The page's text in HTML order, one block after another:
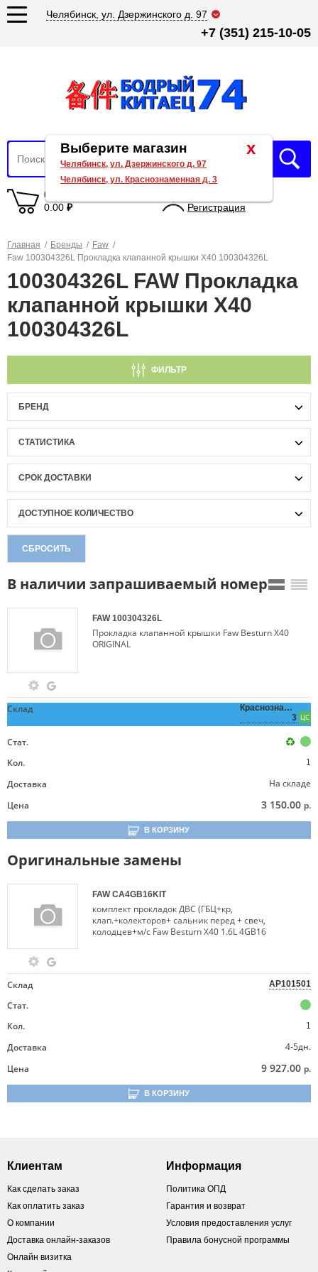
Челябинск, ул. Дзержинского д. 97
+7 (351) 215-10-05
0 товаров
0.00 ₽
Регистрация
Главная / Бренды / Faw /
Faw 100304326L Прокладка клапанной крышки X40 100304326L
100304326L FAW Прокладка
клапанной крышки X40
100304326L
ФИЛЬТР
БРЕНД
СТАТИСТИКА
СРОК ДОСТАВКИ
ДОСТУПНОЕ КОЛИЧЕСТВО
СБРОСИТЬ
В наличии запрашиваемый номер
FAW100304326L
Прокладка клапанной крышки Faw Besturn X40
ORIGINAL
Склад
Краснознаменная,
3 ЦС
Стат.
Кол.
1
Доставка
На складе
Цена
3 150.00 р.
В КОРЗИНУ
Оригинальные замены
FAWCA4GB16KIT
комплект прокладок ДВС (ГБЦ+кр,
клап.+колекторов+ сальник перед + свеч,
колодцев+м/с Faw Besturn X40 1.6L 4GB16
Склад AP101501
Стат.
Кол.
1
Доставка
4-5дн.
Цена
9 927.00 р.
В КОРЗИНУ
Клиентам
Как сделать заказ
Как оплатить заказ
О компании
Доставка онлайн-заказов
Онлайн визитка
Информация
Политика ОПД
Гарантия и возврат
Условия предоставления услуг
Правила бонусной программы
x
Выберите магазин
Челябинск, ул. Дзержинского д. 97
Челябинск, ул. Краснознаменная д. 3